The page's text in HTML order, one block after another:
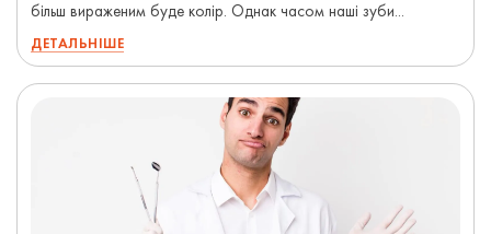
більш вираженим буде колір. Однак часом наші зуби...
ДЕТАЛЬНІШЕ